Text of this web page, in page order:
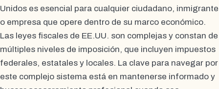
Unidos es esencial para cualquier ciudadano, inmigrante
o empresa que opere dentro de su marco económico.
Las leyes fiscales de EE.UU. son complejas y constan de
múltiples niveles de imposición, que incluyen impuestos
federales, estatales y locales. La clave para navegar por
este complejo sistema está en mantenerse informado y